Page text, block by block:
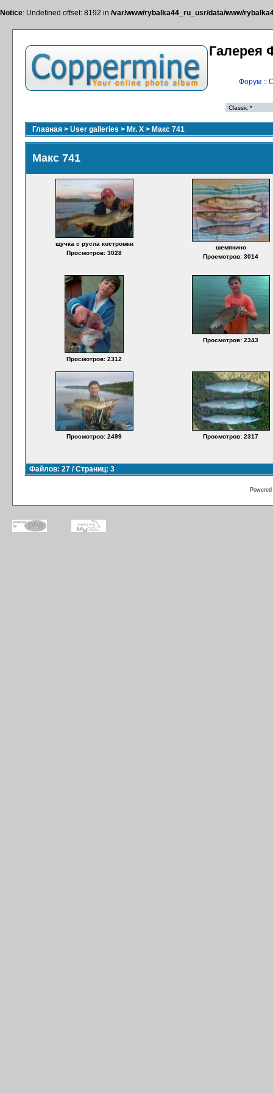
Notice: Undefined offset: 8192 in /var/www/rybalka44_ru_usr/data/www/
Галерея
Форум::
Главная > User galleries > Mr. X > Макс 741
Макс 741
щучка с русла костромки
Просмотров: 3028
шемякино
Просмотров: 3014
Просмотров: 2312
Просмотров: 2343
Просмотров: 2499 Просмотров: 2317
Файлов: 27 / Страниц: 3